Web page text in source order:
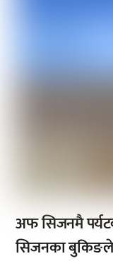
अफ सिजनमै
सिजनका बुकिङले